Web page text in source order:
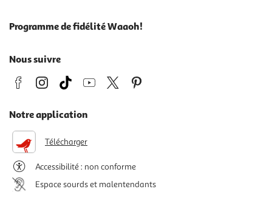
Programme de fidélité Waaoh!
Nous suivre
Notre application
Télécharger
Accessibilité : non conforme
Espace sourds et malentendants